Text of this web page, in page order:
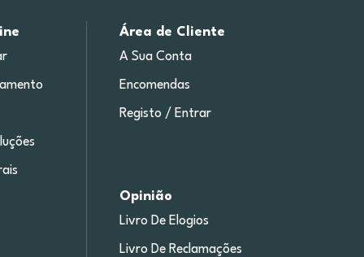
Área de Cliente
A Sua Conta
Encomendas
Registo / Entrar
Opinião
Livro De Elogios
Livro De Reclamações